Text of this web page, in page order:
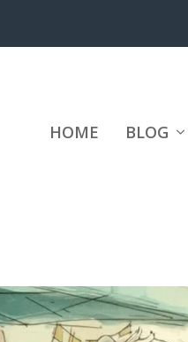
HOME BLOG